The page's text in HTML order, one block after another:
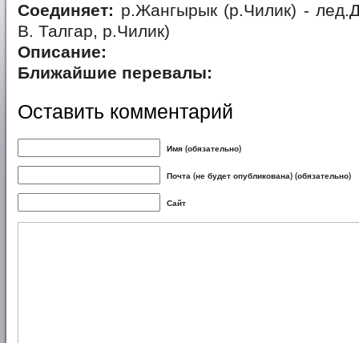
Соединяет: р.Жангырык (р.Чилик) -
В. Талгар, р.Чилик)
Описание:
Ближайшие перевалы:
Оставить комментарий
Имя (обязательно)
Почта (не будет опубликована) (обязательно)
Сайт